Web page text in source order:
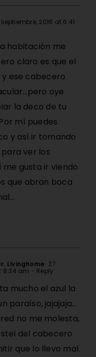
septiembre, 2016 at 6:41
habitación me
claro es que el
ese cabecero
oye
la deco de tu
mí puedes
y así ir tomando
ver los
me gusta ir viendo
que abran boca
Livinghome 27
8:34 am - Reply
mucho el azul la
paraíso, jajajaja…
no me molesta,
del cabecero
que lo llevo mal.